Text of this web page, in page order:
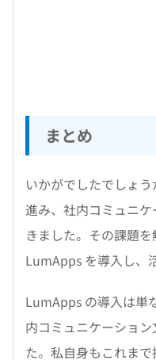
まとめ
いかがでしたでしょ
進み、社内コミュニ
きました。その課題を
LumApps を導入し、
LumApps の導入は単
内コミュニケーショ
た。私自身もこれま